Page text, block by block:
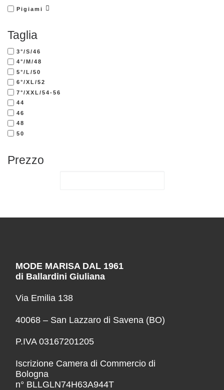
Pigiami
Taglia
3°/S/46
4°/M/48
5°/L/50
6°/XL/52
7°/XXL/54-56
44
46
48
50
Prezzo
MODE MARISA DAL 1961
di Ballardini Giuliana
Via Emilia 138
40068 – San Lazzaro di Savena (BO)
P.IVA 03167201205
Iscrizione Camera di Commercio di
Bologna
n° BLLGLN74H63A944T